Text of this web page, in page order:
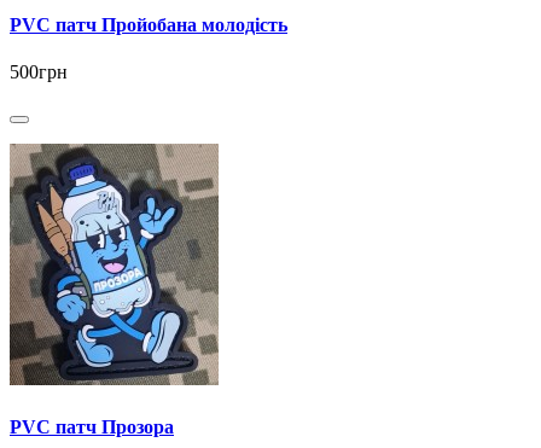
PVC патч Пройобана молодість
500грн
PVC патч Прозора